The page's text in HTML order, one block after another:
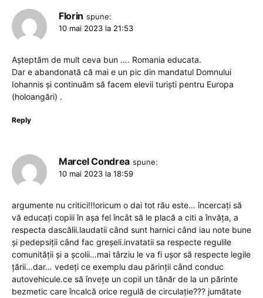
Florin spune:
10 mai 2023 la 21:53
Așteptăm de mult ceva bun …. Romania educata.
Dar e abandonată că mai e un pic din mandatul Domnului
Iohannis și continuăm să facem elevii turiști pentru Europa
(holoangări) .
Reply
Marcel Condrea spune:
10 mai 2023 la 18:59
argumente nu critici!!!oricum o dai tot rău este… încercați să
vă educați copiii în așa fel încât să le placă a citi a învăța, a
respecta dascălii.laudatii când sunt harnici când iau note bune
și pedepsiții când fac greșeli.invatatii sa respecte regulile
comunității și a școlii…mai târziu le va fi ușor să respecte legile
țării…dar… vedeți ce exemplu dau părinții când conduc
autovehicule.ce să învețe un copil un tânăr de la un părinte
bezmetic care încalcă orice regulă de circulație??? jumătate